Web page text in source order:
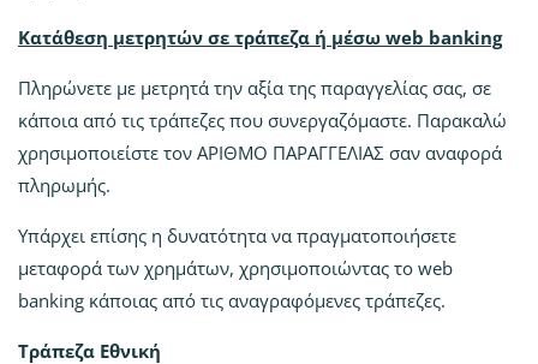
Κατάθεση μετρητών σε τράπεζα ή μέσω web banking
Πληρώνετε με μετρητά την αξία της παραγγελίας σας, σε
κάποια από τις τράπεζες που συνεργαζόμαστε. Παρακαλώ
χρησιμοποιείστε τον ΑΡΙΘΜΟ ΠΑΡΑΓΓΕΛΙΑΣ σαν αναφορά
πληρωμής.
Υπάρχει επίσης η δυνατότητα να πραγματοποιήσετε
μεταφορά των χρημάτων, χρησιμοποιώντας το web
banking κάποιας από τις αναγραφόμενες τράπεζες.
Τράπεζα Εθνική